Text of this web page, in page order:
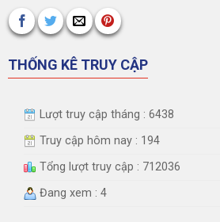
THỐNG KÊ TRUY CẬP
Lượt truy cập tháng : 6438
Truy cập hôm nay : 194
Tổng lượt truy cập : 712036
Đang xem : 4